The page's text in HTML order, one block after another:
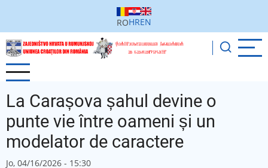
conținutul
principal
ROHREN
La Carașova șahul devine o
punte vie între oameni și un
modelator de caractere
Jo, 04/16/2026 - 15:30